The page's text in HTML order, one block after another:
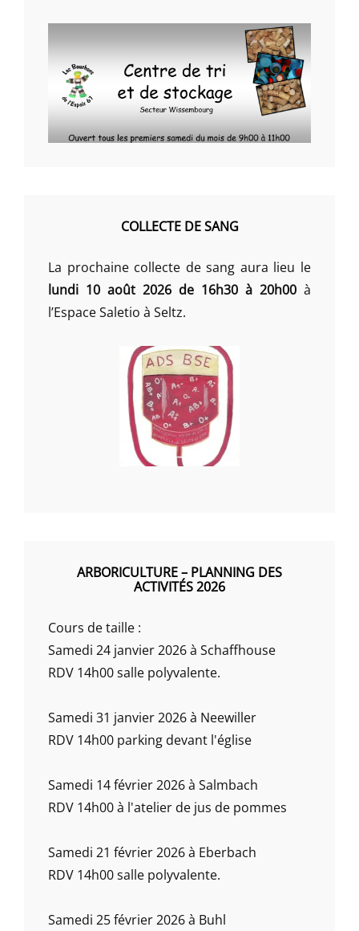
COLLECTE DE SANG
La prochaine collecte de sang aura lieu le
lundi 10 août 2026 de 16h30 à 20h00 à
l’Espace Saletio à Seltz.
ARBORICULTURE – PLANNING DES
ACTIVITÉS 2026
Cours de taille :
Samedi 24 janvier 2026 à Schaffhouse
RDV 14h00 salle polyvalente.
Samedi 31 janvier 2026 à Neewiller
RDV 14h00 parking devant l'église
Samedi 14 février 2026 à Salmbach
RDV 14h00 à l'atelier de jus de pommes
Samedi 21 février 2026 à Eberbach
RDV 14h00 salle polyvalente.
Samedi 25 février 2026 à Buhl